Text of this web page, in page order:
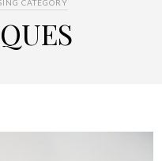
CATEGORY